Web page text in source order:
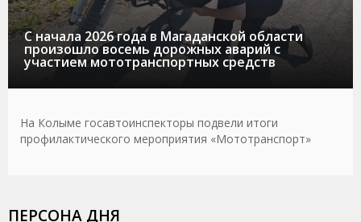
С начала 2026 года в Магаданской области
произошло восемь дорожных аварий с
участием мототранспортных средств
На Колыме госавтоинспекторы подвели итоги
профилактического мероприятия «Мототранспорт»
ПЕРСОНА ДНЯ